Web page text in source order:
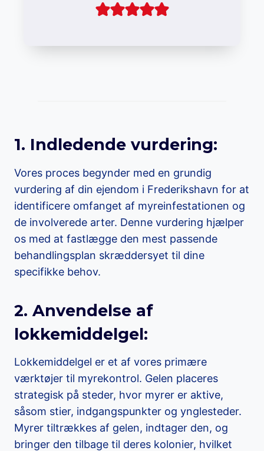
1. Indledende vurdering:
Vores proces begynder med en grundig
vurdering af din ejendom i Frederikshavn for at
identificere omfanget af myreinfestationen og
de involverede arter. Denne vurdering hjælper
os med at fastlægge den mest passende
behandlingsplan skræddersyet til dine
specifikke behov.
2. Anvendelse af
lokkemiddelgel:
Lokkemiddelgel er et af vores primære
værktøjer til myrekontrol. Gelen placeres
strategisk på steder, hvor myrer er aktive,
såsom stier, indgangspunkter og ynglesteder.
Myrer tiltrækkes af gelen, indtager den, og
bringer den tilbage til deres kolonier, hvilket